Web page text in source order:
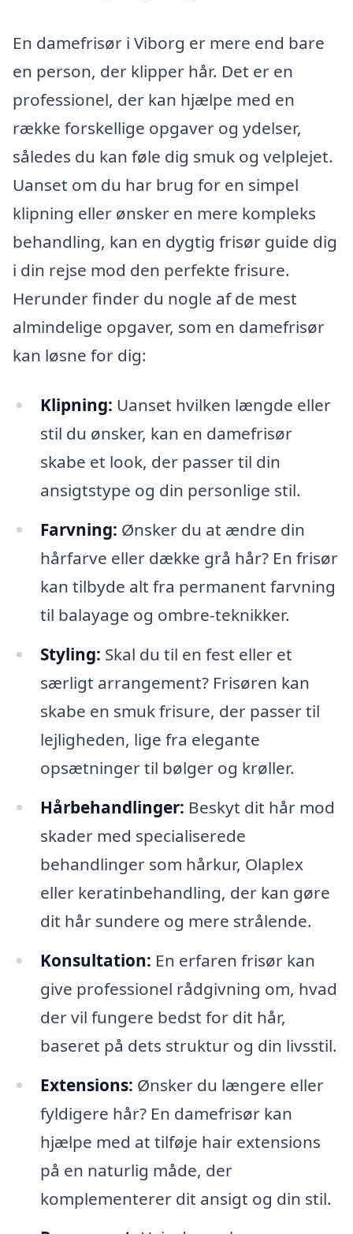
En damefrisør i Viborg er mere end bare
en person, der klipper hår. Det er en
professionel, der kan hjælpe med en
række forskellige opgaver og ydelser,
således du kan føle dig smuk og velplejet.
Uanset om du har brug for en simpel
klipning eller ønsker en mere kompleks
behandling, kan en dygtig frisør guide dig
i din rejse mod den perfekte frisure.
Herunder finder du nogle af de mest
almindelige opgaver, som en damefrisør
kan løsne for dig:
Klipning: Uanset hvilken længde eller
stil du ønsker, kan en damefrisør
skabe et look, der passer til din
ansigtstype og din personlige stil.
Farvning: Ønsker du at ændre din
hårfarve eller dække grå hår? En frisør
kan tilbyde alt fra permanent farvning
til balayage og ombre-teknikker.
Styling: Skal du til en fest eller et
særligt arrangement? Frisøren kan
skabe en smuk frisure, der passer til
lejligheden, lige fra elegante
opsætninger til bølger og krøller.
Hårbehandlinger: Beskyt dit hår mod
skader med specialiserede
behandlinger som hårkur, Olaplex
eller keratinbehandling, der kan gøre
dit hår sundere og mere strålende.
Konsultation: En erfaren frisør kan
give professionel rådgivning om, hvad
der vil fungere bedst for dit hår,
baseret på dets struktur og din livsstil.
Extensions: Ønsker du længere eller
fyldigere hår? En damefrisør kan
hjælpe med at tilføje hair extensions
på en naturlig måde, der
komplementerer dit ansigt og din stil.